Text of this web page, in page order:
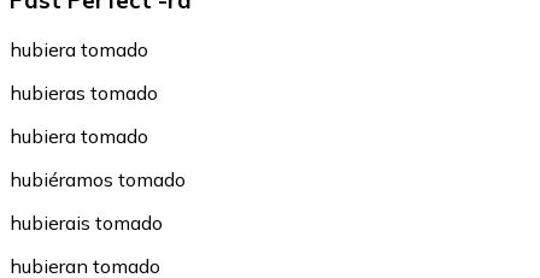
hubiera tomado
hubieras tomado
hubiera tomado
hubiéramos tomado
hubierais tomado
hubieran tomado